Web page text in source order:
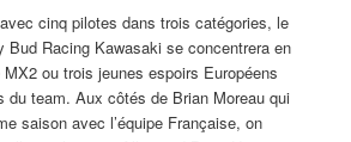
cinq pilotes dans trois catégories, le
Bud Racing Kawasaki se concentrera en
ou trois jeunes espoirs Européens
du team. Aux côtés de Brian Moreau qui
saison avec l’équipe Française, on